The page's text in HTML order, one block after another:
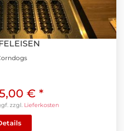
€ *
zzgl. Lieferkosten